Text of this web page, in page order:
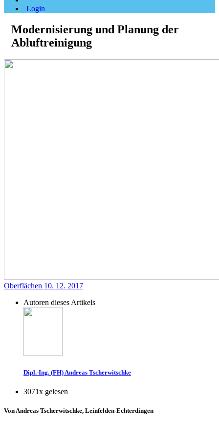
Login
Modernisierung und Planung der
Abluftreinigung
Oberflächen 10. 12. 2017
Autoren dieses Artikels
Dipl.-Ing. (FH) Andreas Tscherwitschke
3071x gelesen
Von Andreas Tscherwitschke, Leinfelden-Echterdingen